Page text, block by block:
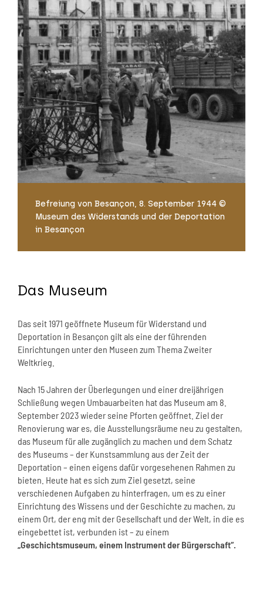
Befreiung von Besançon, 8. September 1944 ©
Museum des Widerstands und der Deportation
in Besançon
Das Museum
Das seit 1971 geöffnete Museum für Widerstand und
Deportation in Besançon gilt als eine der führenden
Einrichtungen unter den Museen zum Thema Zweiter
Weltkrieg.
Nach 15 Jahren der Überlegungen und einer dreijährigen
Schließung wegen Umbauarbeiten hat das Museum am 8.
September 2023 wieder seine Pforten geöffnet. Ziel der
Renovierung war es, die Ausstellungsräume neu zu gestalten,
das Museum für alle zugänglich zu machen und dem Schatz
des Museums – der Kunstsammlung aus der Zeit der
Deportation – einen eigens dafür vorgesehenen Rahmen zu
bieten. Heute hat es sich zum Ziel gesetzt, seine
verschiedenen Aufgaben zu hinterfragen, um es zu einer
Einrichtung des Wissens und der Geschichte zu machen, zu
einem Ort, der eng mit der Gesellschaft und der Welt, in die es
eingebettet ist, verbunden ist – zu einem
„Geschichtsmuseum, einem Instrument der Bürgerschaft“.